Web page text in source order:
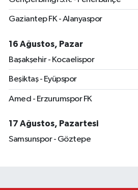
Gaziantep FK - Alanyaspor
16 Ağustos, Pazar
Başakşehir - Kocaelispor
Beşiktaş - Eyüpspor
Amed - Erzurumspor FK
17 Ağustos, Pazartesi
Samsunspor - Göztepe